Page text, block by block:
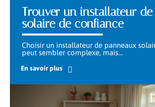
Trouver un installateur
solaire de confiance
Choisir un installateur de panneaux
peut sembler complexe, mais…
En savoir plus